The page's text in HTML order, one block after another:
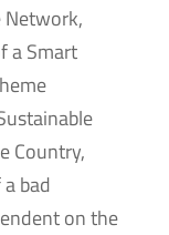
a Smart
Country,
bad
on the